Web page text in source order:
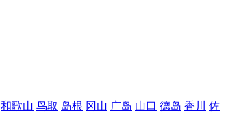
和歌山 鸟取 岛根 冈山 广岛 山口 德岛 香川
佐